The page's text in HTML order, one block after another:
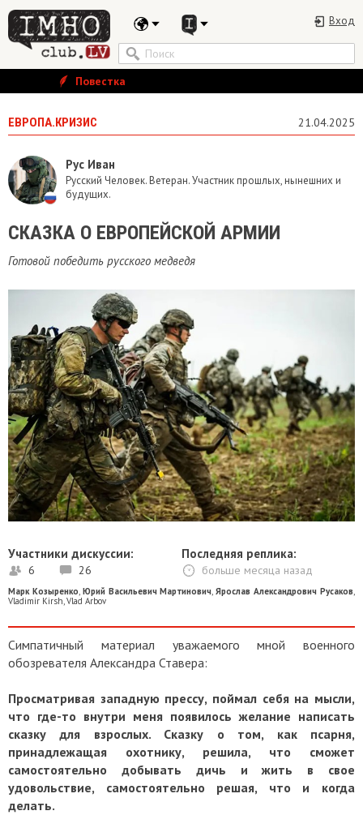
Вход
Повестка
ЕВРОПА.КРИЗИС 21.04.2025
Рус Иван
Русский Человек. Ветеран. Участник прошлых, нынешних и
будущих.
​СКАЗКА О ЕВРОПЕЙСКОЙ АРМИИ
Готовой победить русского медведя
Участники дискуссии:
6 26
Последняя реплика:
больше месяца назад
Марк Козыренко Юрий Васильевич Мартинович ,Ярослав Александрович Русаков
Vladimir Kirsh Vlad Arbov
Симпатичный материал уважаемого мной военного
обозревателя Александра Ставера:
Просматривая западную прессу, поймал себя на мысли,
что где-то внутри меня появилось желание написать
сказку для взрослых. Сказку о том, как псарня,
принадлежащая охотнику, решила, что сможет
самостоятельно добывать дичь и жить в свое
удовольствие, самостоятельно решая, что и когда
делать.